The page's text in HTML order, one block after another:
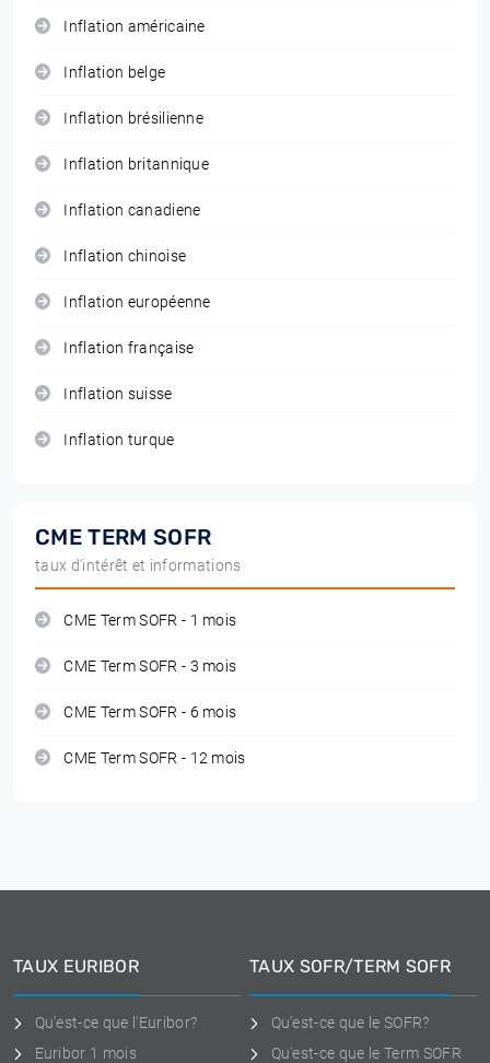
Inflation américaine
Inflation belge
Inflation brésilienne
Inflation britannique
Inflation canadiene
Inflation chinoise
Inflation européenne
Inflation française
Inflation suisse
Inflation turque
CME TERM SOFR
taux d'intérêt et informations
CME Term SOFR - 1 mois
CME Term SOFR - 3 mois
CME Term SOFR - 6 mois
CME Term SOFR - 12 mois
TAUX EURIBOR
Qu'est-ce que l'Euribor?
Euribor 1 mois
TAUX SOFR/TERM SOFR
Qu'est-ce que le SOFR?
Qu'est-ce que le Term SOFR